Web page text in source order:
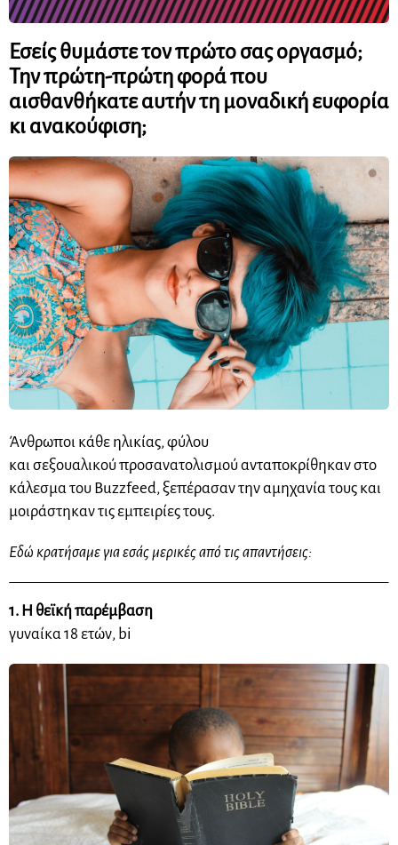
Εσείς θυμάστε τον πρώτο σας οργασμό;
Την πρώτη-πρώτη φορά που
αισθανθήκατε αυτήν τη μοναδική ευφορία
κι ανακούφιση;
Άνθρωποι κάθε ηλικίας, φύλου
και σεξουαλικούπροσανατολισμού ανταποκρίθηκαν στο
κάλεσμα του Buzzfeed, ξεπέρασαν την αμηχανία τους και
μοιράστηκαν τις εμπειρίες τους.
Εδώ κρατήσαμε για εσάς μερικές από τις απαντήσεις:
1. Η θεϊκή παρέμβαση
γυναίκα 18 ετών, bi